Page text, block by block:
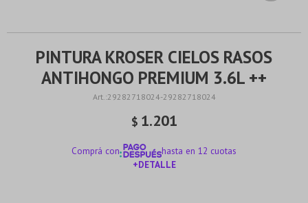
PINTURA KROSER CIELOS RASOS
ANTIHONGO PREMIUM 3.6L ++
29282718024-29282718024
$ 1.201
Comprá con
hasta en 12 cuotas
+DETALLE